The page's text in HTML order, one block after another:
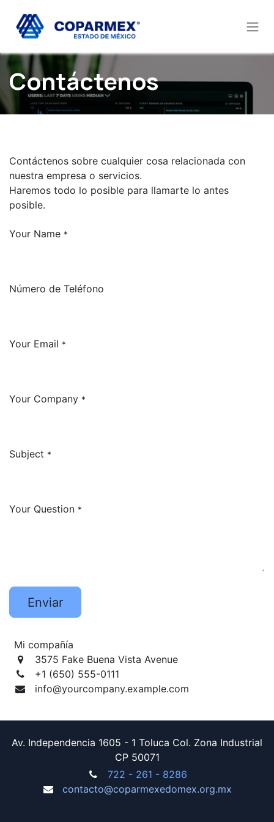
Contáctenos
Contáctenos sobre cualquier cosa relacionada con
nuestra empresa o servicios.
Haremos todo lo posible para llamarte lo antes
posible.
Your Name *
Número de Teléfono
Your Email *
Your Company *
Subject *
Your Question *
Enviar
Mi compañía
3575 Fake Buena Vista Avenue
+1 (650) 555-0111
info@yourcompany.example.com
Av. Independencia 1605 - 1 Toluca Col. Zona Industrial
CP 50071
722 - 261 - 8286
contacto@coparmexedomex.org.mx